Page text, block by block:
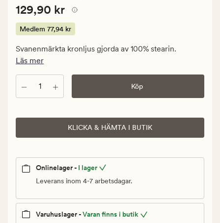
Pris
129,90
kr.
77,94
kr
Pris 129,90 kr
129,90 kr
Medlem 77,94 kr
Svanenmärkta kronljus gjorda av 100% stearin.
Läs mer
Antal Köp
KLICKA & HÄMTA I BUTIK
Onlinelager - I lager
Leverans inom 4-7 arbetsdagar.
Varuhuslager -Varan finns i butik